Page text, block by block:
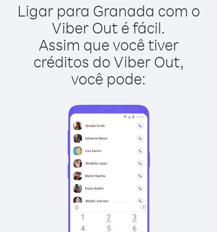
Ligar para Granada com o
Viber Out é fácil.
Assim que você tiver
créditos do Viber Out,
você pode: